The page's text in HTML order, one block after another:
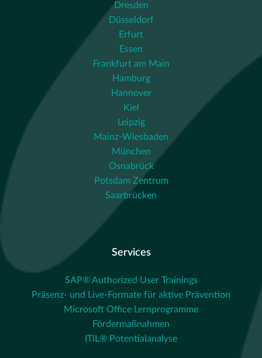
Dresden
Düsseldorf
Erfurt
Essen
Frankfurt am Main
Hamburg
Hannover
Kiel
Leipzig
Mainz-Wiesbaden
München
Osnabrück
Potsdam Zentrum
Saarbrücken
Services
SAP® Authorized User Trainings
Präsenz- und Live-Formate für aktive Prävention
Microsoft Office Lernprogramme
Fördermaßnahmen
ITIL® Potentialanalyse